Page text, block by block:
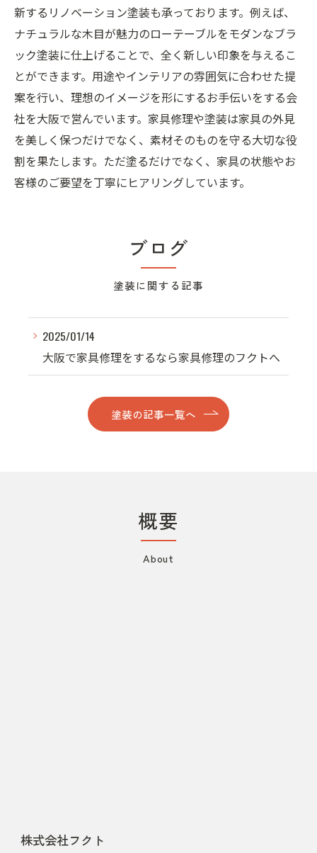
新するリノベーション塗装も承っております。例えば、
ナチュラルな木目が魅力のローテーブルをモダンなブラ
ック塗装に仕上げることで、全く新しい印象を与えるこ
とができます。用途やインテリアの雰囲気に合わせた提
案を行い、理想のイメージを形にするお手伝いをする会
社を大阪で営んでいます。家具修理や塗装は家具の外見
を美しく保つだけでなく、素材そのものを守る大切な役
割を果たします。ただ塗るだけでなく、家具の状態やお
客様のご要望を丁寧にヒアリングしています。
ブログ
塗装に関する記事
2025/01/14
大阪で家具修理をするなら家具修理のフクトへ
塗装の記事一覧へ
概要
About
株式会社フクト